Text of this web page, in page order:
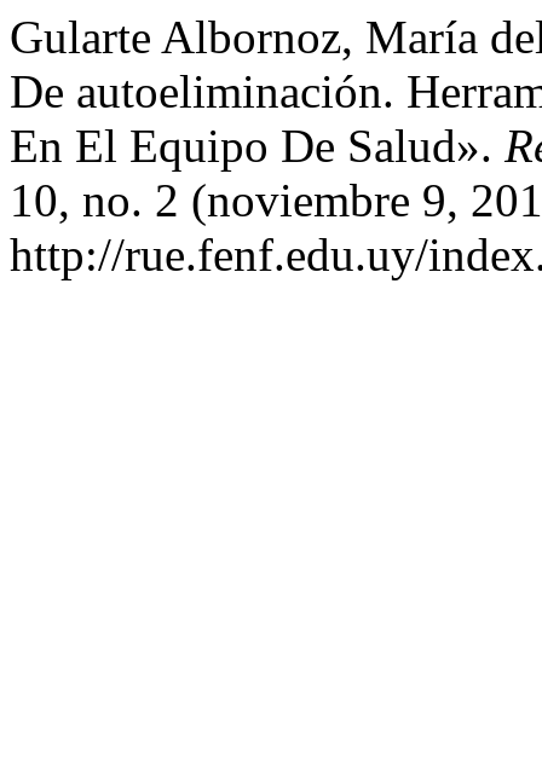
Gularte Albornoz, María
De autoeliminación.
En El Equipo De Salud».
10, no. 2 (noviembre 9,
http://rue.fenf.edu.uy/